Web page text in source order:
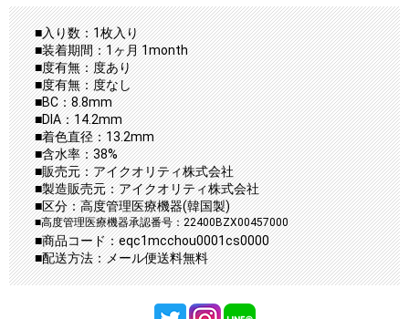
■入り数：1枚入り
■装着期間：1ヶ月 1month
■度有無：度あり
■度有無：度なし
■BC：8.8mm
■DIA：14.2mm
■着色直径：13.2mm
■含水率：38%
■販売元：アイクオリティ株式会社
■製造販売元：アイクオリティ株式会社
■区分：高度管理医療機器(韓国製)
■高度管理医療機器承認番号：22400BZX00457000
■商品コード：eqc1mcchou0001cs0000
■配送方法：メール便送料無料